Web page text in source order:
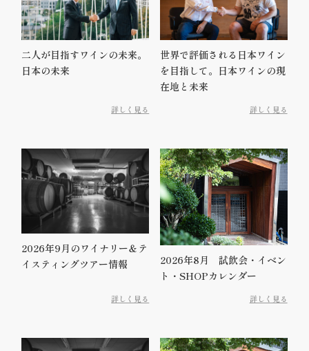
二人が目指すワインの未来。
日本の未来
詳しく見る
世界で評価される日本ワイン
を目指して。日本ワインの現
在地と未来
詳しく見る
2026年9月のワイナリー＆テ
イスティングツアー情報
詳しく見る
2026年8月 試飲会・イベン
ト・SHOPカレンダー
詳しく見る